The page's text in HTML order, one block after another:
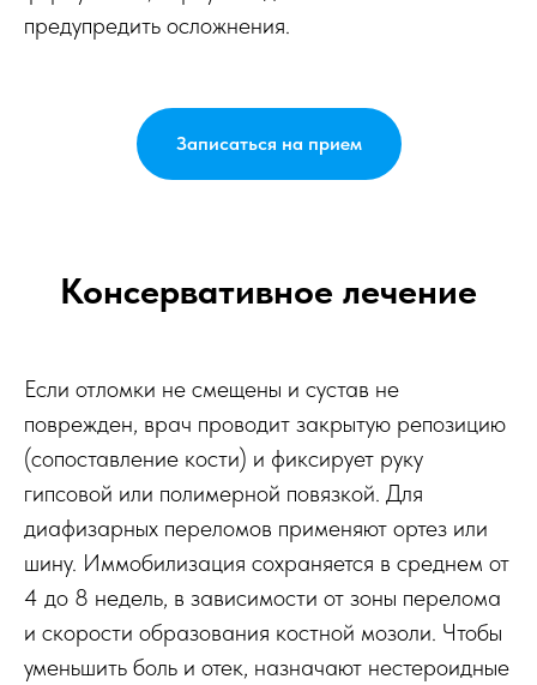
предупредить осложнения.
Записаться на прием
Консервативное лечение
Если отломки не смещены и сустав не
поврежден, врач проводит закрытую репозицию
(сопоставление кости) и фиксирует руку
гипсовой или полимерной повязкой. Для
диафизарных переломов применяют ортез или
шину. Иммобилизация сохраняется в среднем от
4 до 8 недель, в зависимости от зоны перелома
и скорости образования костной мозоли. Чтобы
уменьшить боль и отек, назначают нестероидные